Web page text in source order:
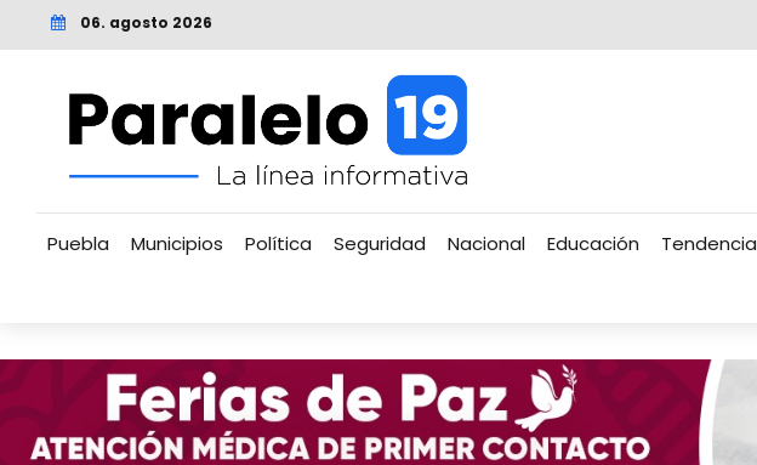
06. agosto 2026
Puebla Municipios Política Seguridad Nacional Educación Tendencia